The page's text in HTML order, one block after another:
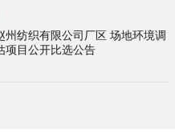
州纺织有限公司厂区 场地环境调
项目公开比选公告